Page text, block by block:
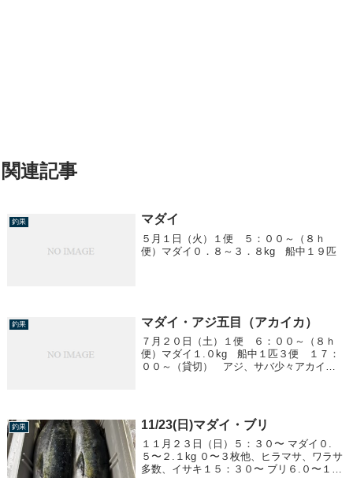
関連記事
釣果 マダイ
５月１日（火）１便 ５：００～（８ｈ
便）マダイ０．８～３．８kg 船中１９匹
釣果 マダイ・アジ五目（アカイカ）
７月２０日（土）１便 ６：００～（８ｈ
便）マダイ１.０kg 船中１匹３便 １７：
００～（貸切） アジ、サバ少々アカイカ
４３...
釣果 11/23(日)マダイ・ブリ
１１月２３日（日）５：３０〜 マダイ０.
５〜２.１kg ０〜３枚他、ヒラマサ、ワラサ
多数、イサキ１５：３０〜 ブリ６.０〜１３.